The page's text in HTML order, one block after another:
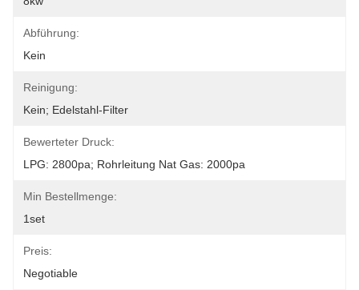
Abführung:
Kein
Reinigung:
Kein; Edelstahl-Filter
Bewerteter Druck:
LPG: 2800pa; Rohrleitung Nat Gas: 2000pa
Min Bestellmenge:
1set
Preis:
Negotiable